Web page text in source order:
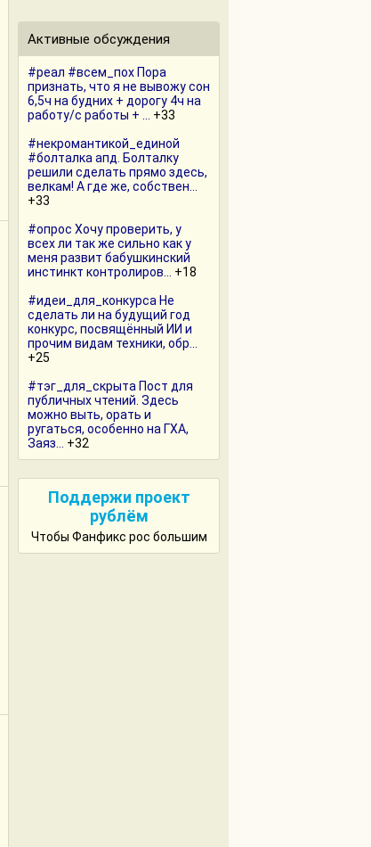
Активные обсуждения
#реал #всем_пох Пора
признать, что я не вывожу сон
6,5ч на будних + дорогу 4ч на
работу/с работы + ...
+33
#некромантикой_единой
#болталка апд. Болталку
решили сделать прямо здесь,
велкам! А где же, собствен...
+33
#опрос Хочу проверить, у
всех ли так же сильно как у
меня развит бабушкинский
инстинкт контролиров...
+18
#идеи_для_конкурса Не
сделать ли на будущий год
конкурс, посвящённый ИИ и
прочим видам техники, обр...
+25
#тэг_для_скрыта Пост для
публичных чтений. Здесь
можно выть, орать и
ругаться, особенно на ГХА,
Заяз...
+32
Поддержи проект
рублём
Чтобы Фанфикс рос большим